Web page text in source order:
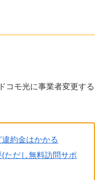
コモ光に事業者変更する
約金はかかる
ただし無料訪問サポ